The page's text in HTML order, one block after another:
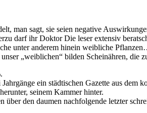
man sagt, sie seien negative
darf ihr Doktor Die leser extensiv
unter anderem hinein weibliche
„weiblichen“ bilden Scheinähren,
ein städtischen Gazette aus dem
seinem Kammer hinter.
über den daumen nachfolgende letzter